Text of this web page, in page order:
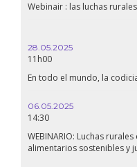
Webinair : las luchas
28.05.2025
11h00
En todo el mundo, la
06.05.2025
14:30
WEBINARIO: Luchas
alimentarios sostenibles y